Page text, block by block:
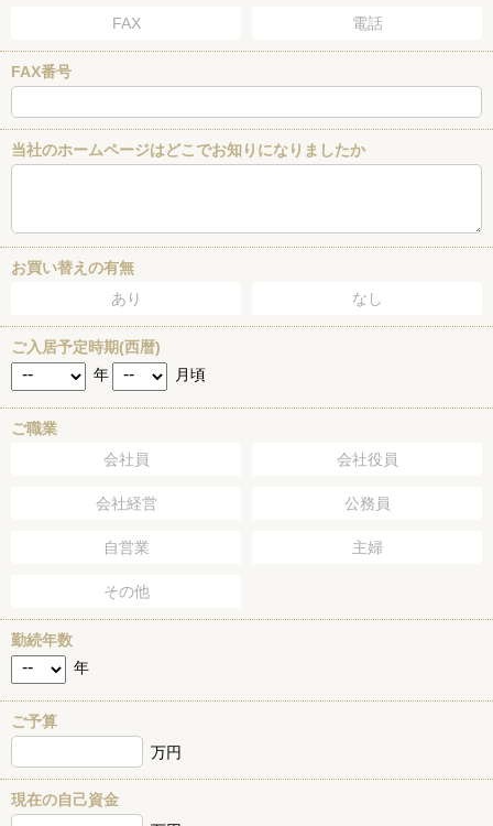
FAX 電話
FAX番号
当社のホームページはどこでお知りになりましたか
お買い替えの有無
あり
なし
ご入居予定時期(西暦)
年
月頃
ご職業
会社員
会社役員
会社経営 公務員
自営業 主婦
その他
勤続年数
年
ご予算
万円
現在の自己資金